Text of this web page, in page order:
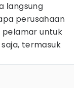
langsung
perusahaan
pelamar untuk
saja, termasuk